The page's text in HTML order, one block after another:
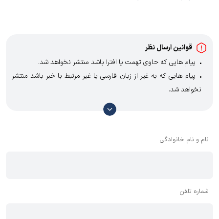
اطلاعات دقیقی از ویژگی‌ها و قیمت‌های به‌روز محصولات ارائه می‌دهند.
قوانین ارسال نظر
پیام هایی که حاوی تهمت یا افترا باشد منتشر نخواهد شد.
پیام هایی که به غیر از زبان فارسی یا غیر مرتبط با خبر باشد منتشر
نخواهد شد.
با توجه به آن که امکان موافقت یا مخالفت با محتوای نظرات وجود
دارد، معمولا نظراتی که محتوای مشابه دارند، انتشار نمی‌یابند بنابراین
نام و نام خانوادگی
شماره تلفن